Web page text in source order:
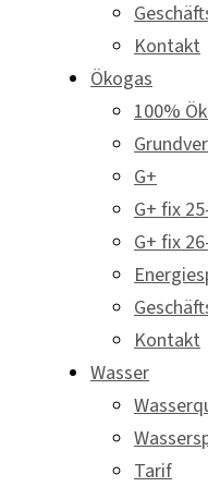
Kontakt
Ökogas
100%
G+
G+ fix
G+ fix
Kontakt
Wasser
Tarif